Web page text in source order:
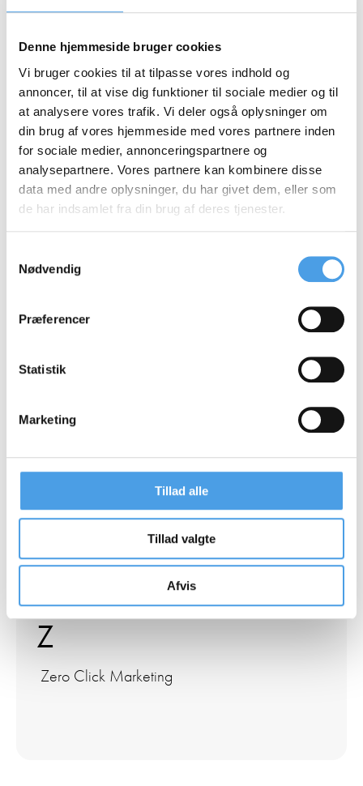
Denne hjemmeside bruger cookies
Vi bruger cookies til at tilpasse vores indhold og
annoncer, til at vise dig funktioner til sociale medier og til
at analysere vores trafik. Vi deler også oplysninger om
din brug af vores hjemmeside med vores partnere inden
for sociale medier, annonceringspartnere og
analysepartnere. Vores partnere kan kombinere disse
data med andre oplysninger, du har givet dem, eller som
de har indsamlet fra din brug af deres tjenester.
Nødvendig
Præferencer
Statistik
Marketing
Tillad alle
Tillad valgte
Afvis
T
Target CPA (Cost Per
Acquisition)
Title Tag
U
W
Web Core Vitals
X
X-Robots-Tag XML Sitemap
Z
Zero Click Marketing